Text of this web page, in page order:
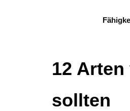
12
sollten